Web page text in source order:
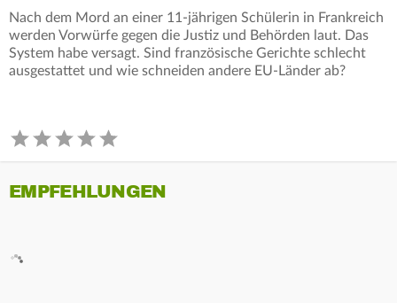
Nach dem Mord an einer 11-jährigen Schülerin in Frankreich
werden Vorwürfe gegen die Justiz und Behörden laut. Das
System habe versagt. Sind französische Gerichte schlecht
ausgestattet und wie schneiden andere EU-Länder ab?
EMPFEHLUNGEN